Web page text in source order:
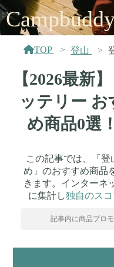
TOP 登山
【2026最新
ッテリー
め商品0選
この記事では、「
め」のおすすめ商品
きます。インターネ
に集計し独自のスコ
記事内に商品プロ